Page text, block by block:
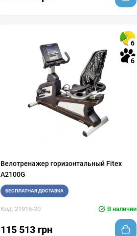
6
6
Велотренажер горизонтальный Fitex
A2100G
БЕСПЛАТНАЯ ДОСТАВКА
Код: 21916-20 В наличии
115 513 грн